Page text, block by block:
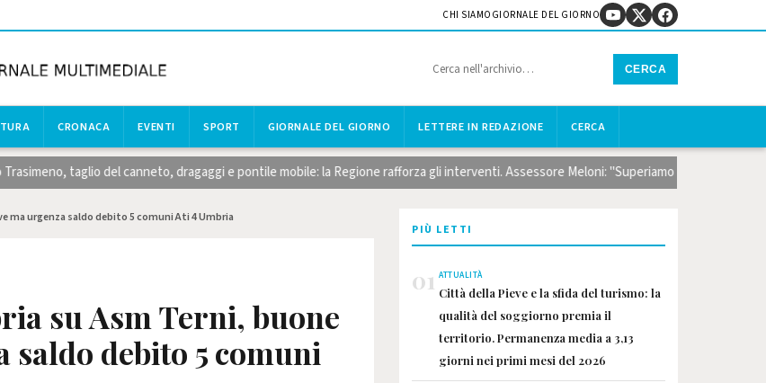
CHI SIAMO GIORNALE DEL GIORNO
CERCA
CRONACA EVENTI SPORT GIORNALE DEL GIORNO LETTERE IN REDAZIONE CERCA
taglio del canneto, dragaggi e pontile mobile: la Regione rafforza gli interventi. Assessore Meloni: "Superiamo la logica
urgenza saldo debito 5 comuni Ati 4 Umbria
su Asm Terni, buone
debito 5 comuni
PIÙ LETTI
01 ATTUALITÀ
Città della Pieve e la sfida del turismo: la
qualità del soggiorno premia il
territorio. Permanenza media a 3,13
giorni nei primi mesi del 2026